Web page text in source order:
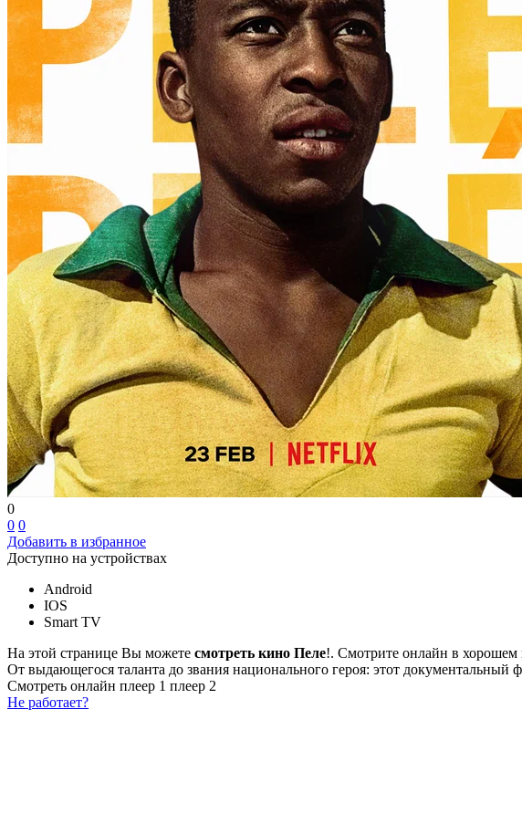
0
0 0
Добавить в избранное
Доступно на устройствах
Android
IOS
Smart TV
На этой странице Вы можете смотреть кино Пеле!. Смотрите онлайн в хорошем
От выдающегося таланта до звания национального героя: этот
Смотреть онлайн плеер 1 плеер 2
Не работает?